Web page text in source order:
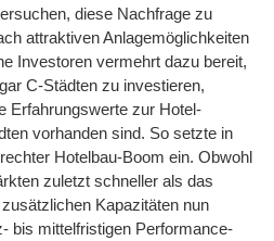
diese Nachfrage zu
attraktiven Anlagemöglichkeiten
Investoren vermehrt dazu bereit,
C-Städten zu investieren,
Erfahrungswerte zur Hotel-
vorhanden sind. So setzte in
Hotelbau-Boom ein. Obwohl
zuletzt schneller als das
Kapazitäten nun
bis mittelfristigen Performance-